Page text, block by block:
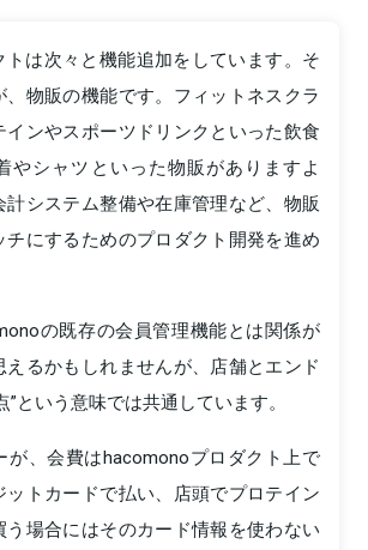
トは次々と機能追加をしています。そ
物販の機能です。フィットネスクラ
インやスポーツドリンクといった飲食
やシャツといった物販がありますよ
計システム整備や在庫管理など、物販
にするためのプロダクト開発を進め
の既存の会員管理機能とは関係が
えるかもしれませんが、店舗とエンド
”という意味では共通しています。
が、会費はhacomonoプロダクト上で
トカードで払い、店頭でプロテイン
う場合にはそのカード情報を使わない